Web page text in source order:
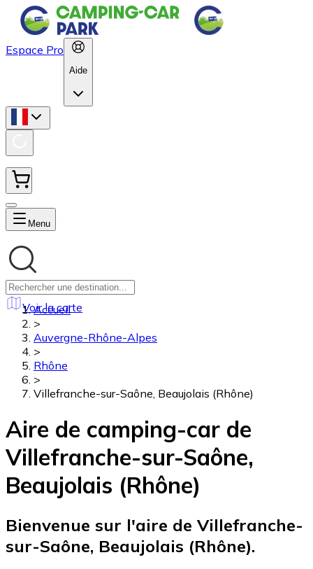
Espace Pro
Aide
Menu
Voir la carte
Accueil
>
Auvergne-Rhône-Alpes
>
Rhône
>
Villefranche-sur-Saône, Beaujolais (Rhône)
Aire de camping-car de
Villefranche-sur-Saône,
Beaujolais (Rhône)
Bienvenue sur l'aire de Villefranche-
sur-Saône, Beaujolais (Rhône).